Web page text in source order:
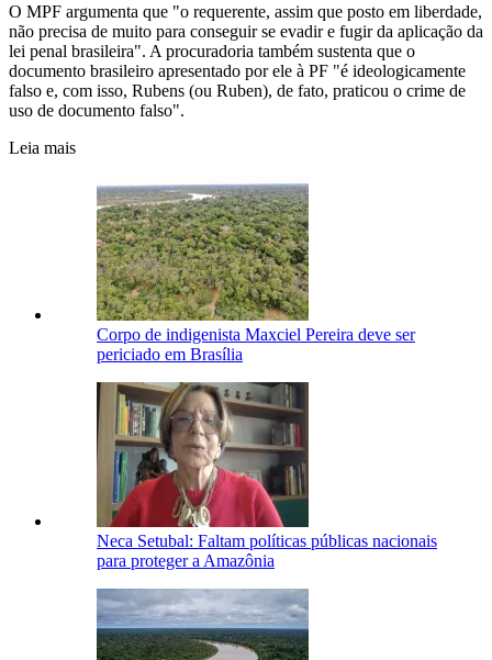
O MPF argumenta que "o requerente, assim que posto em liberdade,
não precisa de muito para conseguir se evadir e fugir da aplicação da
lei penal brasileira". A procuradoria também sustenta que o
documento brasileiro apresentado por ele à PF "é ideologicamente
falso e, com isso, Rubens (ou Ruben), de fato, praticou o crime de
uso de documento falso".
Leia mais
Corpo de indigenista Maxciel Pereira deve ser
periciado em Brasília
Neca Setubal: Faltam políticas públicas nacionais
para proteger a Amazônia